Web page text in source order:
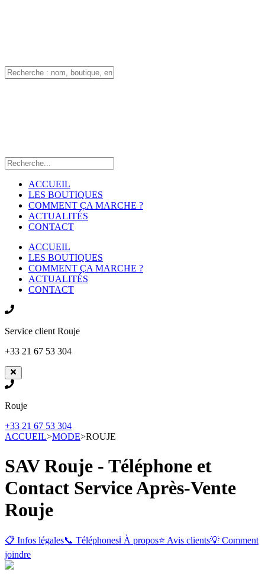
ACCUEIL
LES BOUTIQUES
COMMENT ÇA MARCHE ?
ACTUALITÉS
CONTACT
ACCUEIL
LES BOUTIQUES
COMMENT ÇA MARCHE ?
ACTUALITÉS
CONTACT
Service client Rouje
+33 21 67 53 304
Rouje
+33 21 67 53 304
ACCUEIL>MODE>ROUJE
SAV Rouje - Téléphone et
Contact Service Après-Vente
Rouje
📋 Infos légales📞 Téléphonesℹ️ À propos⭐ Avis clients💡 Comment
joindre